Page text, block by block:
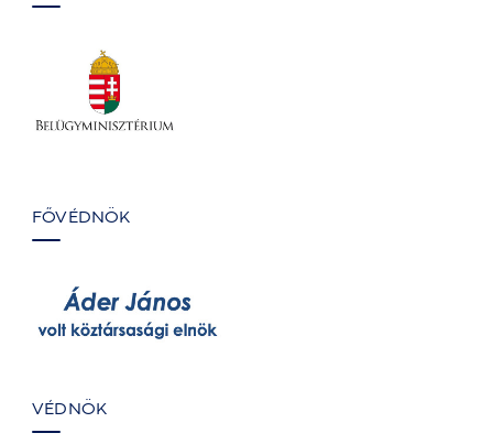
FŐVÉDNÖK
VÉDNÖK